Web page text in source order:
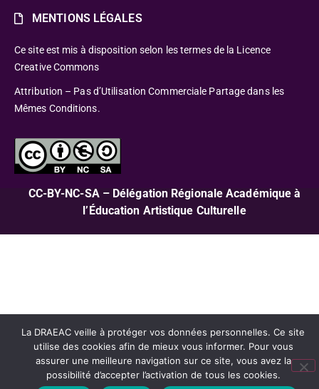
MENTIONS LÉGALES
Ce site est mis à disposition selon les termes de la Licence
Creative Commons
Attribution – Pas d’Utilisation Commerciale Partage dans les
Mêmes Conditions.
CC-BY-NC-SA – Délégation Régionale Académique à
l’Éducation Artistique Culturelle
La DRAEAC veille à protéger vos données personnelles. Ce site
utilise des cookies afin de mieux vous informer. Pour vous
assurer une meilleure navigation sur ce site, vous avez la
possibilité d’accepter l’activation de tous les cookies.